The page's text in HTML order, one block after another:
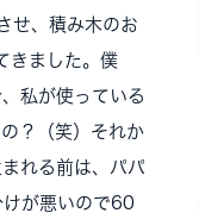
せ、積み木のお
きました。僕
私が使っている
？（笑）それか
れる前は、パパ
が悪いので60